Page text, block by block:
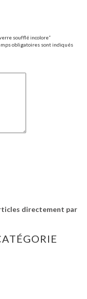
soufflé incolore”
obligatoires sont indiqués
directement par